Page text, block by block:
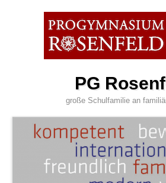
PG
große Schulfamilie an